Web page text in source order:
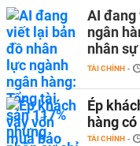
AI đang
ngân
nhân
TÀI CHÍNH -
Ép
hàng
TÀI CHÍNH -